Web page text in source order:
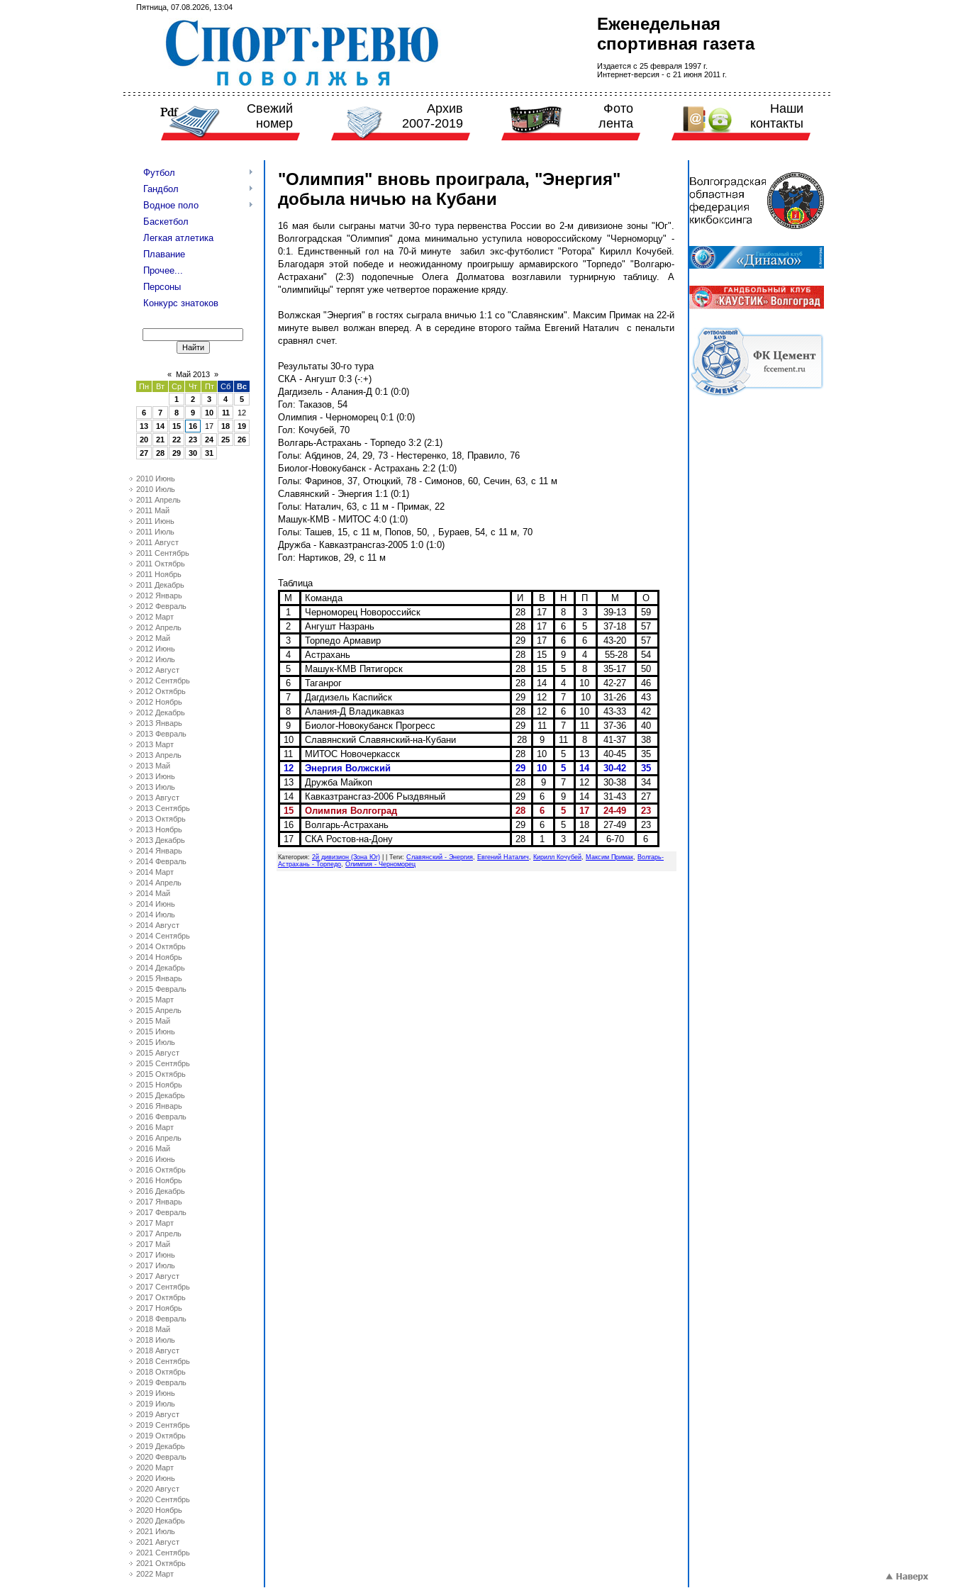
Пятница, 07.08.2026, 13:04
Еженедельная
спортивная газета
Издается с 25 февраля 1997 г.
Интернет-версия - с 21 июня 2011 г.
Свежий
номер
Архив
2007-2019
Фото
лента
Наши
контакты
Футбол
Гандбол
Водное поло
Баскетбол
Легкая атлетика
Плавание
Прочее...
Персоны
Конкурс знатоков
« Май 2013 »
Пн
Вт Ср Чт Пт Сб
Вс
1
2 3 4
5
6
7 8 9 10 11
12
13
14 15 16 17 18
19
20
21 22 23 24 25
26
27
28 29 30 31
2010 Июнь
2010 Июль
2011 Апрель
2011 Май
2011 Июнь
2011 Июль
2011 Август
2011 Сентябрь
2011 Октябрь
2011 Ноябрь
2011 Декабрь
2012 Январь
2012 Февраль
2012 Март
2012 Апрель
2012 Май
2012 Июнь
2012 Июль
2012 Август
2012 Сентябрь
2012 Октябрь
2012 Ноябрь
2012 Декабрь
2013 Январь
2013 Февраль
2013 Март
2013 Апрель
2013 Май
2013 Июнь
2013 Июль
2013 Август
2013 Сентябрь
2013 Октябрь
2013 Ноябрь
2013 Декабрь
2014 Январь
2014 Февраль
2014 Март
2014 Апрель
2014 Май
2014 Июнь
2014 Июль
2014 Август
2014 Сентябрь
2014 Октябрь
2014 Ноябрь
2014 Декабрь
2015 Январь
2015 Февраль
2015 Март
2015 Апрель
2015 Май
2015 Июнь
2015 Июль
2015 Август
2015 Сентябрь
2015 Октябрь
2015 Ноябрь
2015 Декабрь
2016 Январь
2016 Февраль
2016 Март
2016 Апрель
2016 Май
2016 Июнь
2016 Октябрь
2016 Ноябрь
2016 Декабрь
2017 Январь
2017 Февраль
2017 Март
2017 Апрель
2017 Май
2017 Июнь
2017 Июль
2017 Август
2017 Сентябрь
2017 Октябрь
2017 Ноябрь
2018 Февраль
2018 Май
2018 Июль
2018 Август
2018 Сентябрь
2018 Октябрь
2019 Февраль
2019 Июнь
2019 Июль
2019 Август
2019 Сентябрь
2019 Октябрь
2019 Декабрь
2020 Февраль
2020 Март
2020 Июнь
2020 Август
2020 Сентябрь
2020 Ноябрь
2020 Декабрь
2021 Июль
2021 Август
2021 Сентябрь
2021 Октябрь
2022 Март
"Олимпия" вновь проиграла, "Энергия"
добыла ничью на Кубани
16 мая были сыграны матчи 30-го тура первенства России во 2-м дивизионе зоны "Юг".
Волгоградская "Олимпия" дома минимально уступила новороссийскому "Черноморцу" -
0:1. Единственный гол на 70-й минуте забил экс-футболист "Ротора" Кирилл Кочубей.
Благодаря этой победе и неожиданному проигрышу армавирского "Торпедо" "Волгарю-
Астрахани" (2:3) подопечные Олега Долматова возглавили турнирную таблицу. А
"олимпийцы" терпят уже четвертое поражение кряду.
Волжская "Энергия" в гостях сыграла вничью 1:1 со "Славянским". Максим Примак на 22-й
минуте вывел волжан вперед. А в середине второго тайма Евгений Наталич с пенальти
сравнял счет.
Результаты 30-го тура
СКА - Ангушт 0:3 (-:+)
Дагдизель - Алания-Д 0:1 (0:0)
Гол: Таказов, 54
Олимпия - Черноморец 0:1 (0:0)
Гол: Кочубей, 70
Волгарь-Астрахань - Торпедо 3:2 (2:1)
Голы: Абдинов, 24, 29, 73 - Нестеренко, 18, Правило, 76
Биолог-Новокубанск - Астрахань 2:2 (1:0)
Голы: Фаринов, 37, Отюцкий, 78 - Симонов, 60, Сечин, 63, с 11 м
Славянский - Энергия 1:1 (0:1)
Голы: Наталич, 63, с 11 м - Примак, 22
Машук-КМВ - МИТОС 4:0 (1:0)
Голы: Ташев, 15, с 11 м, Попов, 50, , Бураев, 54, с 11 м, 70
Дружба - Кавказтрансгаз-2005 1:0 (1:0)
Гол: Нартиков, 29, с 11 м
Таблица
М
Команда И В Н П М
О
1
Черноморец Новороссийск 28 17 8 3 39-13
59
2
Ангушт Назрань 28 17 6 5 37-18
57
3
Торпедо Армавир 29 17 6 6 43-20
57
4
Астрахань 28 15 9 4 55-28
54
5
Машук-КМВ Пятигорск 28 15 5 8 35-17
50
6
Таганрог 28 14 4 10 42-27
46
7
Дагдизель Каспийск 29 12 7 10 31-26
43
8
Алания-Д Владикавказ 28 12 6 10 43-33
42
9
Биолог-Новокубанск Прогресс 29 11 7 11 37-36
40
10
Славянский Славянский-на-Кубани 28 9 11 8 41-37
38
11
МИТОС Новочеркасск 28 10 5 13 40-45
35
12
Энергия Волжский 29 10 5 14 30-42
35
13
Дружба Майкоп 28 9 7 12 30-38
34
14
Кавказтрансгаз-2006 Рыздвяный 29 6 9 14 31-43
27
15
Олимпия Волгоград 28 6 5 17 24-49
23
16
Волгарь-Астрахань 29 6 5 18 27-49
23
17
СКА Ростов-на-Дону 28 1 3 24 6-70 6
Категория: 2й дивизион (Зона Юг) Теги: Славянский - Энергия, Евгений Наталич, Кирилл Кочубей, Максим Примак, Волгарь-
Астрахань - Торпедо, Олимпия - Черноморец